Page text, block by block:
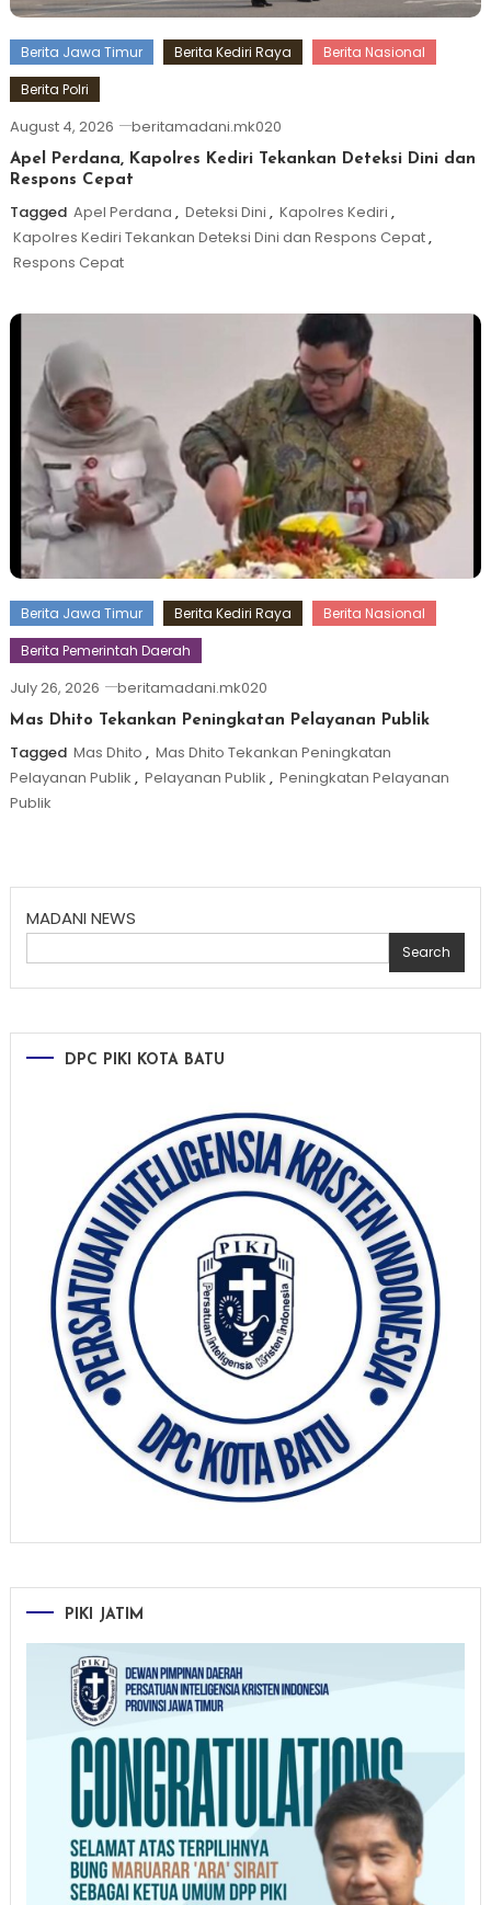
Berita Jawa Timur Berita Kediri Raya
Berita Nasional
Berita Polri
August 4, 2026 beritamadani.mk020
Apel Perdana, Kapolres Kediri Tekankan Deteksi Dini dan
Respons Cepat
Tagged Apel Perdana , Deteksi Dini , Kapolres Kediri ,
Kapolres Kediri Tekankan Deteksi Dini dan Respons Cepat,
Respons Cepat
Berita Jawa Timur Berita Kediri Raya
Berita Nasional
Berita Pemerintah Daerah
July 26, 2026 beritamadani.mk020
Mas Dhito Tekankan Peningkatan Pelayanan Publik
Tagged Mas Dhito , Mas Dhito Tekankan Peningkatan
Pelayanan Publik , Pelayanan Publik , Peningkatan Pelayanan
Publik
MADANI NEWS
Search
DPC PIKI KOTA BATU
PIKI JATIM